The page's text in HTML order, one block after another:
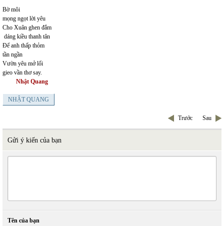
Bờ môi
mọng ngọt lời yêu
Cho Xuân ghen đắm
dáng kiều thanh tân
Để anh thấp thỏm
tần ngần
Vườn yêu mở lối
gieo vần thơ say.
Nhật Quang
NHẬT QUANG
Trước Sau
Gửi ý kiến của bạn
Tên của bạn